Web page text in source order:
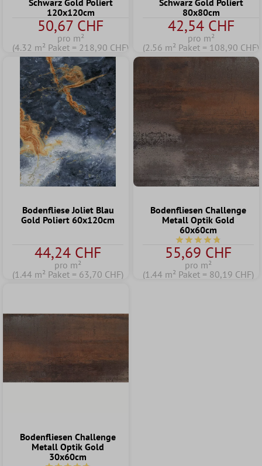
120x120cm
50,67 CHF
pro m²
(4.32 m² Paket = 218,90 CHF)
80x80cm
42,54 CHF
pro m²
(2.56 m² Paket = 108,90 CHF)
Bodenfliese Joliet Blau
Gold Poliert 60x120cm
44,24 CHF
pro m²
(1.44 m² Paket = 63,70 CHF)
Bodenfliesen Challenge
Metall Optik Gold
60x60cm
Durchschnittliche
55,69 CHF
pro m²
(1.44 m² Paket = 80,19 CHF)
Bodenfliesen Challenge
Metall Optik Gold
30x60cm